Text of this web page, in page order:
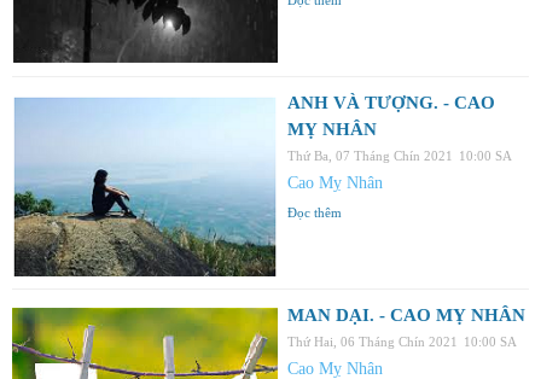
ANH VÀ TƯỢNG. - CAO
MỴ NHÂN
Thứ Ba, 07 Tháng Chín 2021 10:00 SA
Cao Mỵ Nhân
Đọc thêm
MAN DẠI. - CAO MỴ NHÂN
Thứ Hai, 06 Tháng Chín 2021 10:00 SA
Cao Mỵ Nhân